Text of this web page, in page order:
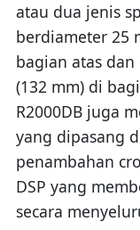
atau dua jenis
berdiameter 25
bagian atas
(132 mm) di
R2000DB juga
yang dipasang
penambahan
DSP yang
secara